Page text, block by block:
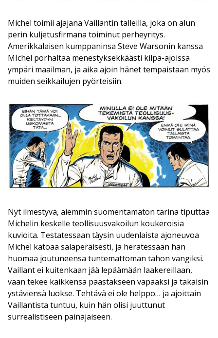
Michel toimii ajajana Vaillantin talleilla, joka on alun
perin kuljetusfirmana toiminut perheyritys.
Amerikkalaisen kumppaninsa Steve Warsonin kanssa
MIchel porhaltaa menestyksekkäästi kilpa-ajoissa
ympäri maailman, ja aika ajoin hänet tempaistaan myös
muiden seikkailujen pyörteisiin.
Nyt ilmestyvä, aiemmin suomentamaton tarina tiputtaa
Michelin keskelle teollisuusvakoilun koukeroisia
kuvioita. Testatessaan täysin uudenlaista ajoneuvoa
Michel katoaa salaperäisesti, ja herätessään hän
huomaa joutuneensa tuntemattoman tahon vangiksi.
Vaillant ei kuitenkaan jää lepäämään laakereillaan,
vaan tekee kaikkensa päästäkseen vapaaksi ja takaisin
ystäviensä luokse. Tehtävä ei ole helppo… ja ajoittain
Vaillantista tuntuu, kuin hän olisi juuttunut
surrealistiseen painajaiseen.